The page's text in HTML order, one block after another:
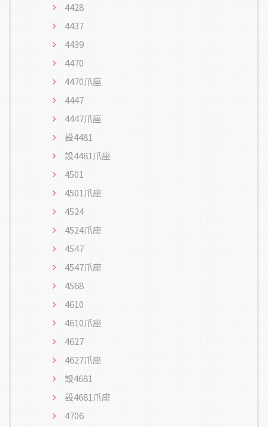
4428
4437
4439
4470
4470爪座
4447
4447爪座
設4481
設4481爪座
4501
4501爪座
4524
4524爪座
4547
4547爪座
4568
4610
4610爪座
4627
4627爪座
設4681
設4681爪座
4706